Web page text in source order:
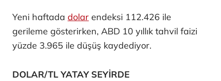
Yeni haftada dolar endeksi 112.426 ile
gerileme gösterirken, ABD 10 yıllık tahvil faizi
yüzde 3.965 ile düşüş kaydediyor.
DOLAR/TL YATAY SEYİRDE